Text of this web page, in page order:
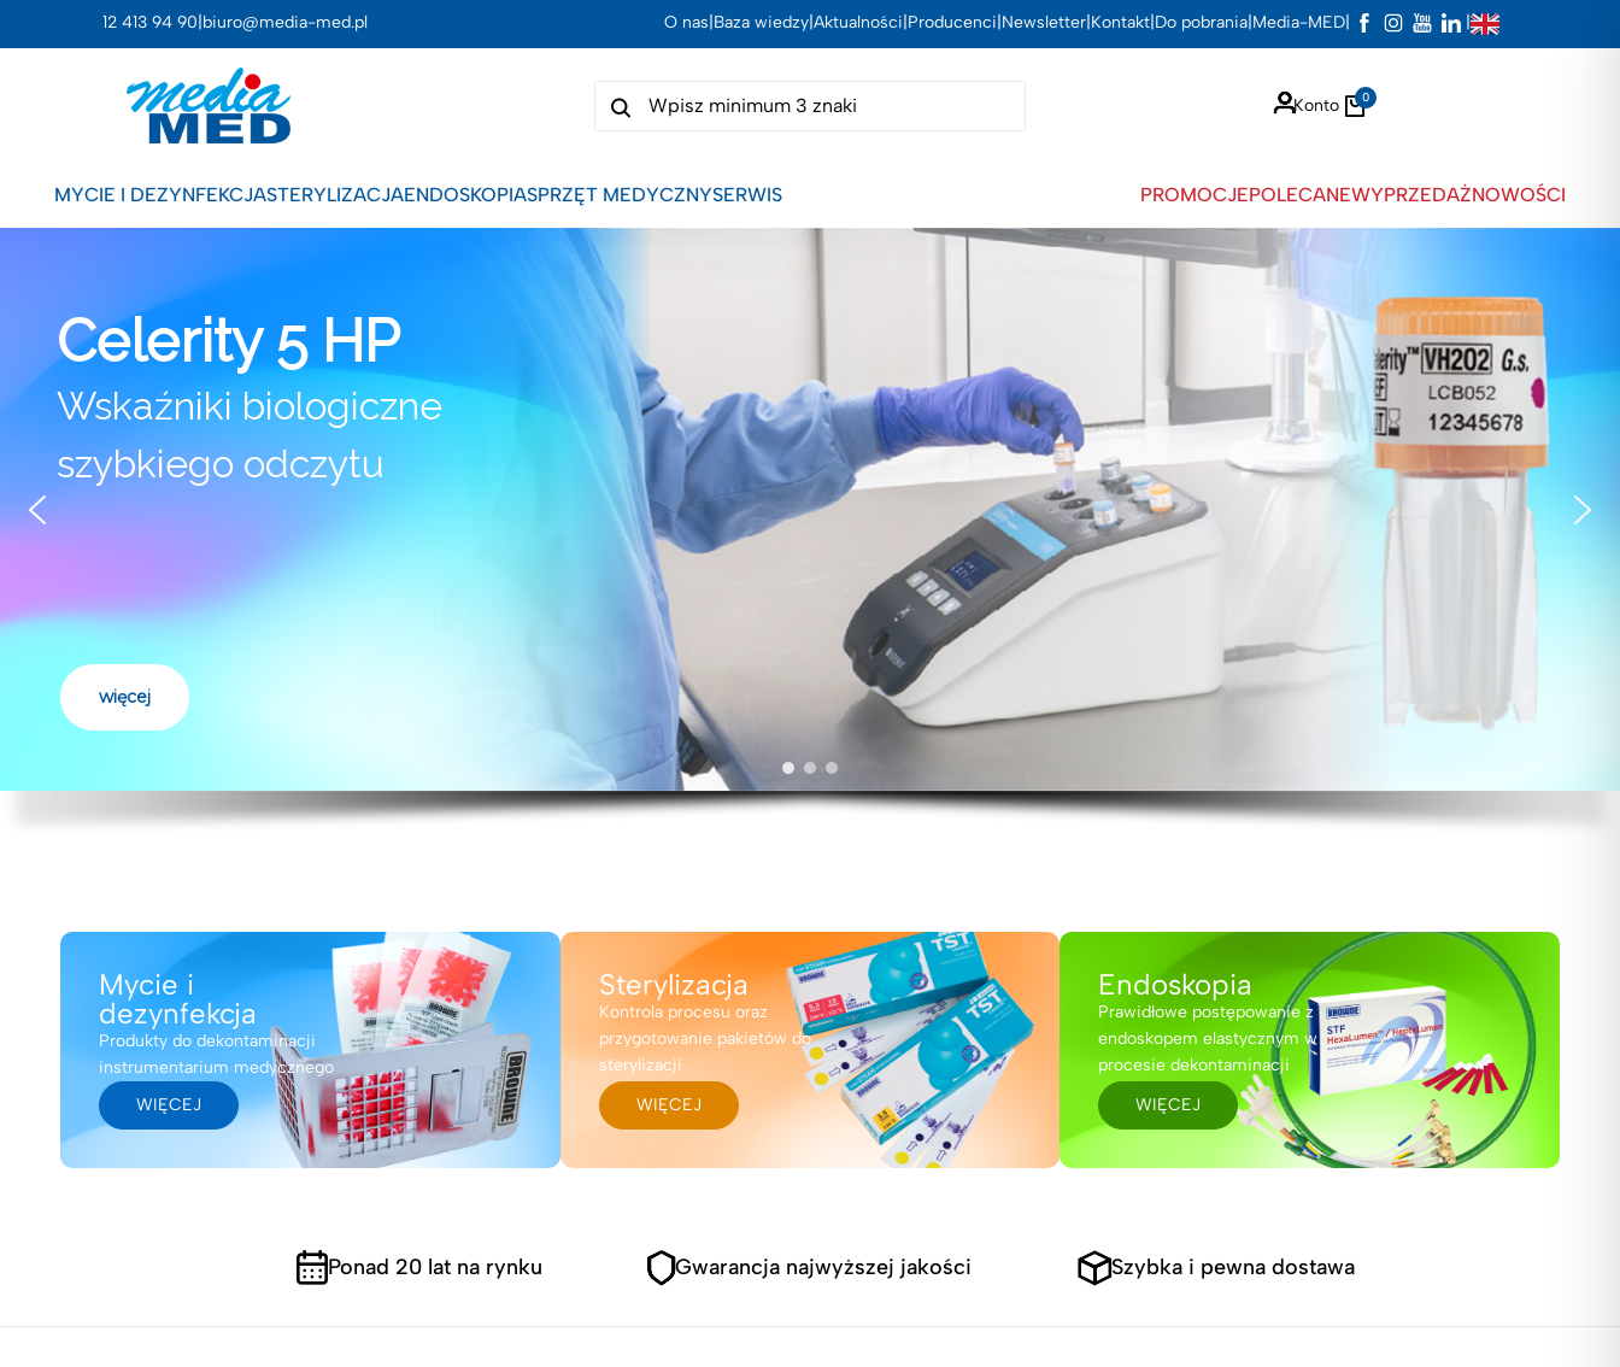
12 413 94 90 biuro@media-med.pl O nas Baza wiedzy Aktualności Producenci Newsletter Kontakt Do pobrania Media-MED
MYCIE I DEZYNFEKCJASTERYLIZACJAENDOSKOPIASPRZĘT MEDYCZNYSERWIS PROMOCJEPOLECANEWYPRZEDAŻNOWOŚCI
Konto 0
Celerity 5 HP
Wskaźniki biologiczne
szybkiego odczytu
więcej
Mycie i
dezynfekcja
Produkty do dekontaminacji
instrumentarium medycznego
WIĘCEJ
Sterylizacja
Kontrola procesu oraz
przygotowanie pakietów do
sterylizacji
WIĘCEJ
Endoskopia
Prawidłowe postępowanie z
endoskopem elastycznym w
procesie dekontaminacji
WIĘCEJ
Ponad 20 lat na rynku Gwarancja najwyższej jakości Szybka i pewna dostawa